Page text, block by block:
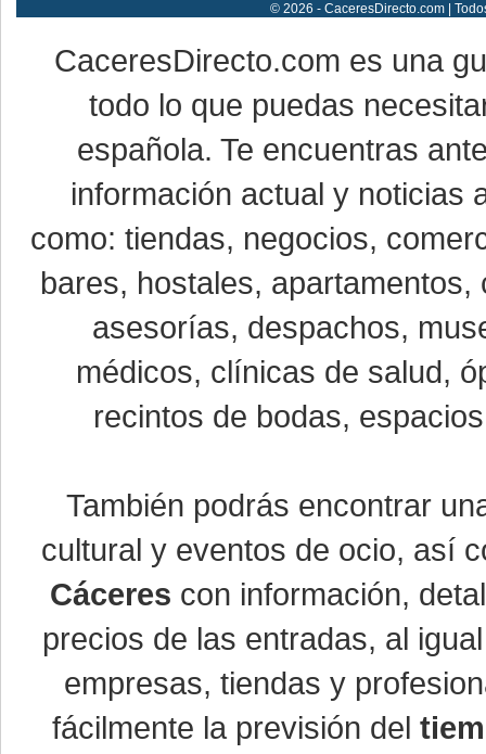
© 2026 - CaceresDirecto.com |
CaceresDirecto.com es una
todo lo que puedas
española. Te encuentras
información actual y noticias
como: tiendas, negocios,
bares, hostales,
asesorías, despachos,
médicos, clínicas de salud,
recintos de bodas,
También podrás encontrar
cultural y eventos de ocio, así
Cáceres con información,
precios de las entradas, al
empresas, tiendas y
fácilmente la previsión del